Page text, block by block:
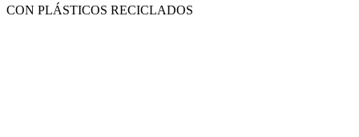
CON PLÁSTICOS RECICLADOS